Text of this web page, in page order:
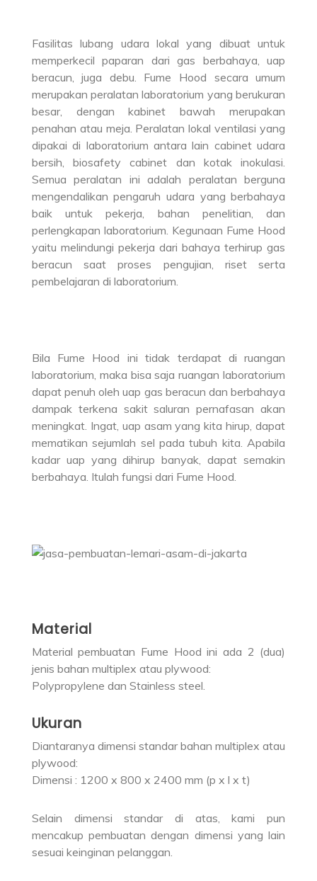
Fasilitas lubang udara lokal yang dibuat untuk
memperkecil paparan dari gas berbahaya, uap
beracun, juga debu. Fume Hood secara umum
merupakan peralatan laboratorium yang berukuran
besar, dengan kabinet bawah merupakan
penahan atau meja. Peralatan lokal ventilasi yang
dipakai di laboratorium antara lain cabinet udara
bersih, biosafety cabinet dan kotak inokulasi.
Semua peralatan ini adalah peralatan berguna
mengendalikan pengaruh udara yang berbahaya
baik untuk pekerja, bahan penelitian, dan
perlengkapan laboratorium. Kegunaan Fume Hood
yaitu melindungi pekerja dari bahaya terhirup gas
beracun saat proses pengujian, riset serta
pembelajaran di laboratorium.
Bila Fume Hood ini tidak terdapat di ruangan
laboratorium, maka bisa saja ruangan laboratorium
dapat penuh oleh uap gas beracun dan berbahaya
dampak terkena sakit saluran pernafasan akan
meningkat. Ingat, uap asam yang kita hirup, dapat
mematikan sejumlah sel pada tubuh kita. Apabila
kadar uap yang dihirup banyak, dapat semakin
berbahaya. Itulah fungsi dari Fume Hood.
Material
Material pembuatan Fume Hood ini ada 2 (dua)
jenis bahan multiplex atau plywood:
Polypropylene dan Stainless steel.
Ukuran
Diantaranya dimensi standar bahan multiplex atau
plywood:
Dimensi : 1200 x 800 x 2400 mm (p x l x t)
Selain dimensi standar di atas, kami pun
mencakup pembuatan dengan dimensi yang lain
sesuai keinginan pelanggan.